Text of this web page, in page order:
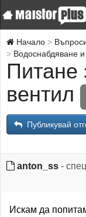
Начало
Водоснабдяване и
Питане
вентил
Публикувай
anton_ss -
Искам да